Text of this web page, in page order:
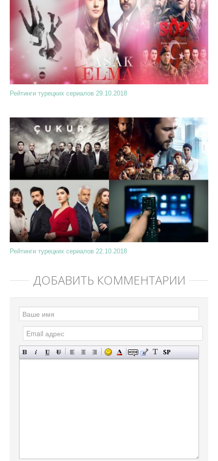
Рейтинги турецких сериалов 29.10.2018
Рейтинги турецких сериалов 22.10.2018
ДОБАВИТЬ КОММЕНТАРИЙ